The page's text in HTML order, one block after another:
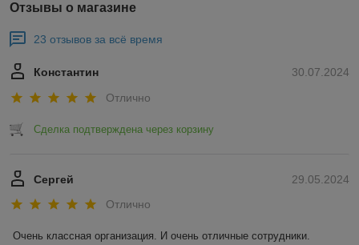
Отзывы о магазине
23 отзывов за всё время
30.07.2024
Константин
Отлично
Сделка подтверждена через корзину
29.05.2024
Сергей
Отлично
Очень классная организация. И очень отличные сотрудники.